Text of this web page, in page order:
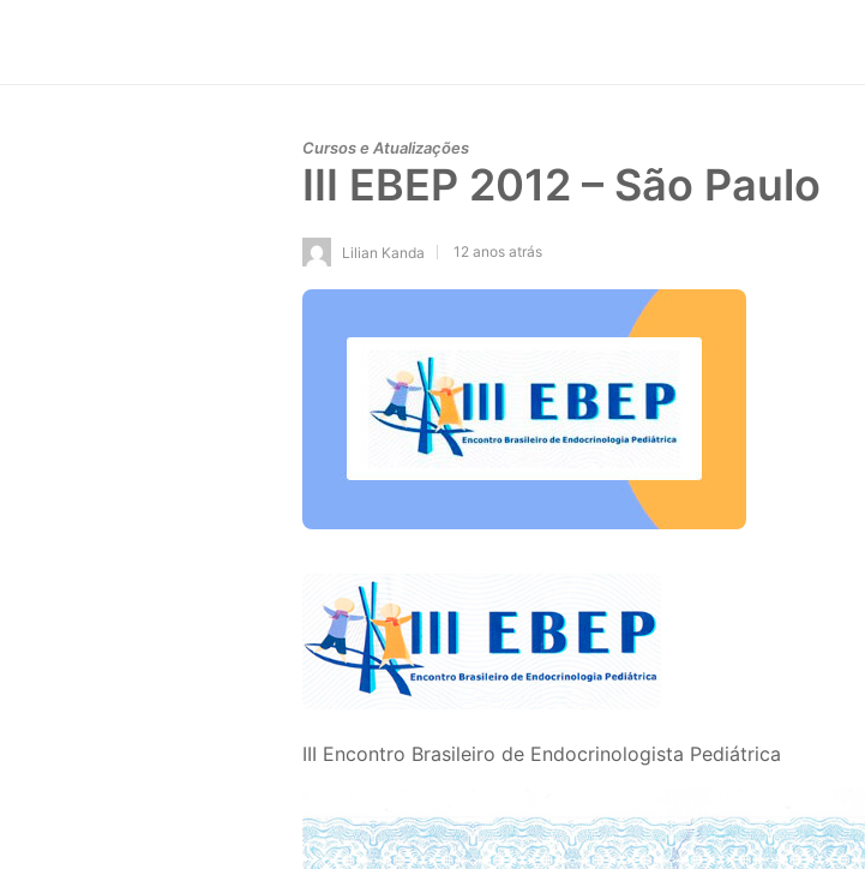
Cursos e Atualizações
III EBEP 2012 – São Paulo
Lilian Kanda 12 anos atrás
III Encontro Brasileiro de Endocrinologista Pediátrica